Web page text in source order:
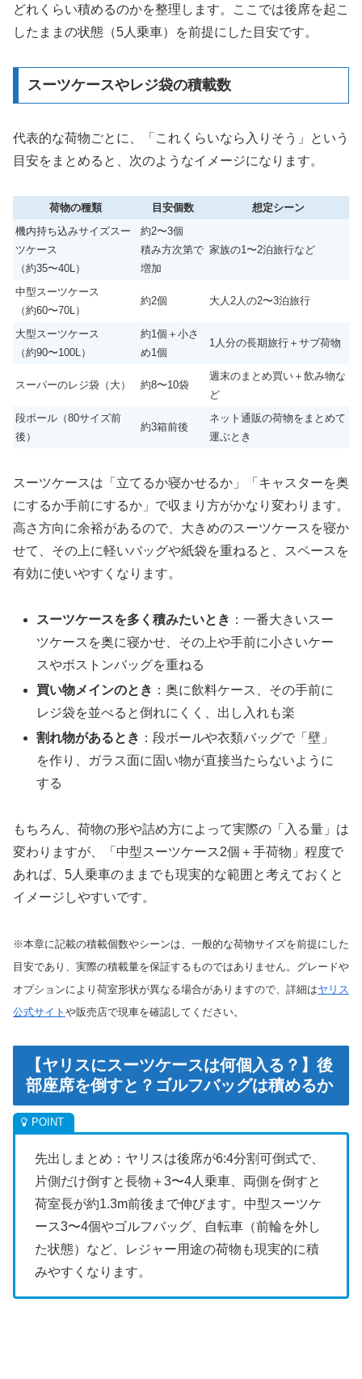
どれくらい積めるのかを整理します。ここでは後席を起こ
したままの状態（5人乗車）を前提にした目安です。
スーツケースやレジ袋の積載数
代表的な荷物ごとに、「これくらいなら入りそう」という
目安をまとめると、次のようなイメージになります。
荷物の種類 目安個数
想定シーン
機内持ち込みサイズスー
ツケース
（約35〜40L）
約2〜3個
積み方次第で
増加
家族の1〜2泊旅行など
中型スーツケース
（約60〜70L）
約2個 大人2人の2〜3泊旅行
大型スーツケース
（約90〜100L）
約1個＋小さ
め1個
1人分の長期旅行＋サブ荷物
スーパーのレジ袋（大） 約8〜10袋
週末のまとめ買い＋飲み物な
ど
段ボール（80サイズ前
後）
約3箱前後
ネット通販の荷物をまとめて
運ぶとき
スーツケースは「立てるか寝かせるか」「キャスターを奥
にするか手前にするか」で収まり方がかなり変わります。
高さ方向に余裕があるので、大きめのスーツケースを寝か
せて、その上に軽いバッグや紙袋を重ねると、スペースを
有効に使いやすくなります。
スーツケースを多く積みたいとき ：一番大きいスー
ツケースを奥に寝かせ、その上や手前に小さいケー
スやボストンバッグを重ねる
買い物メインのとき ：奥に飲料ケース、その手前に
レジ袋を並べると倒れにくく、出し入れも楽
割れ物があるとき ：段ボールや衣類バッグで「壁」
を作り、ガラス面に固い物が直接当たらないように
する
もちろん、荷物の形や詰め方によって実際の「入る量」は
変わりますが、「中型スーツケース2個＋手荷物」程度で
あれば、5人乗車のままでも現実的な範囲と考えておくと
イメージしやすいです。
※本章に記載の積載個数やシーンは、一般的な荷物サイズを前提にした
目安であり、実際の積載量を保証するものではありません。グレードや
オプションにより荷室形状が異なる場合がありますので、詳細はヤリス
公式サイト や販売店で現車を確認してください。
【ヤリスにスーツケースは何個入る？】後
部座席を倒すと？ゴルフバッグは積めるか
先出しまとめ：ヤリスは後席が6:4分割可倒式で、
片側だけ倒すと長物＋3〜4人乗車、両側を倒すと
荷室長が約1.3m前後まで伸びます。中型スーツケ
ース3〜4個やゴルフバッグ、自転車（前輪を外し
た状態）など、レジャー用途の荷物も現実的に積
みやすくなります。